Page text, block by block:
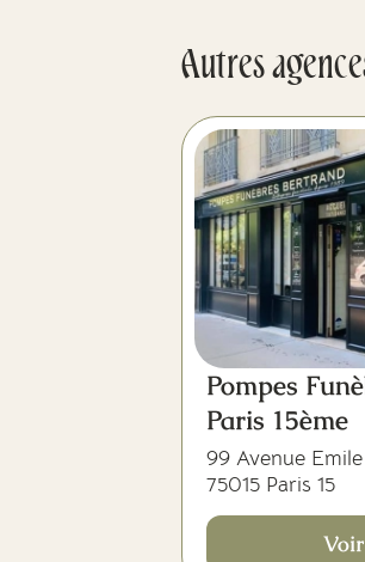
Autres
Pompes
Paris 15ème
99 Avenue
75015 Paris 15